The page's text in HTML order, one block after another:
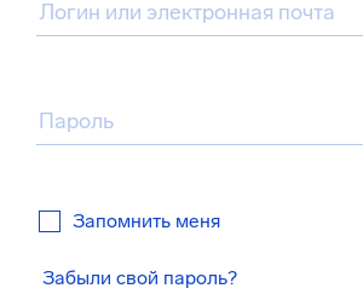
Запомнить меня
Забыли свой пароль?